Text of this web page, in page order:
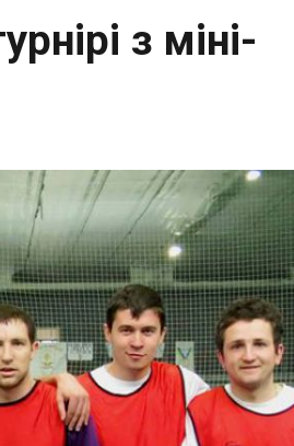
з міні-